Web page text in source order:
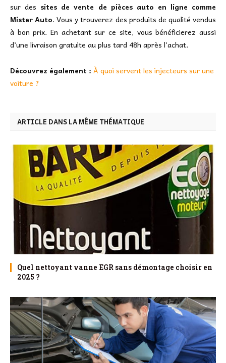
sur des sites de vente de pièces auto en ligne comme
Mister Auto. Vous y trouverez des produits de qualité vendus
à bon prix. En achetant sur ce site, vous bénéficierez aussi
d’une livraison gratuite au plus tard 48h après l’achat.
Découvrez également : À quoi servent les injecteurs sur une
voiture ?
ARTICLE DANS LA MÊME THÉMATIQUE
Quel nettoyant vanne EGR sans démontage choisir en
2025 ?